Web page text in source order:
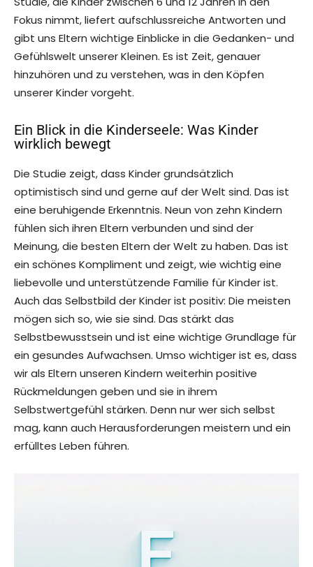
Fokus nimmt, liefert aufschlussreiche Antworten und
gibt uns Eltern wichtige Einblicke in die Gedanken- und
Gefühlswelt unserer Kleinen. Es ist Zeit, genauer
hinzuhören und zu verstehen, was in den Köpfen
unserer Kinder vorgeht.
Ein Blick in die Kinderseele: Was Kinder
wirklich bewegt
Die Studie zeigt, dass Kinder grundsätzlich
optimistisch sind und gerne auf der Welt sind. Das ist
eine beruhigende Erkenntnis. Neun von zehn Kindern
fühlen sich ihren Eltern verbunden und sind der
Meinung, die besten Eltern der Welt zu haben. Das ist
ein schönes Kompliment und zeigt, wie wichtig eine
liebevolle und unterstützende Familie für Kinder ist.
Auch das Selbstbild der Kinder ist positiv: Die meisten
mögen sich so, wie sie sind. Das stärkt das
Selbstbewusstsein und ist eine wichtige Grundlage für
ein gesundes Aufwachsen. Umso wichtiger ist es, dass
wir als Eltern unseren Kindern weiterhin positive
Rückmeldungen geben und sie in ihrem
Selbstwertgefühl stärken. Denn nur wer sich selbst
mag, kann auch Herausforderungen meistern und ein
erfülltes Leben führen.